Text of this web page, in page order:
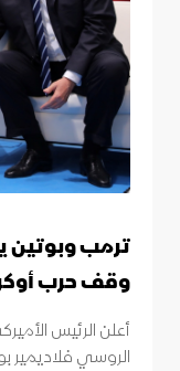
ترمب وبوتين
وقف حرب
أعلن الرئيس
الروسي فلاديمير